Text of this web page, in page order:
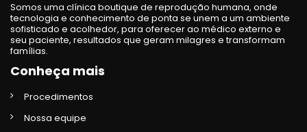
Somos uma clínica boutique de reprodução humana, onde
tecnologia e conhecimento de ponta se unem a um ambiente
sofisticado e acolhedor, para oferecer ao médico externo e
seu paciente, resultados que geram milagres e transformam
famílias.
Conheça mais
Procedimentos
Nossa equipe